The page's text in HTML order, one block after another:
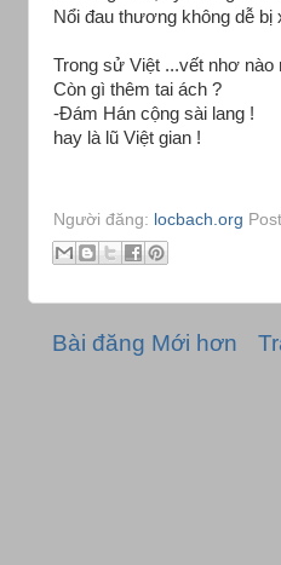
Nổi đau thương không dễ bị
Trong sử Việt ...vết nhơ nào
Còn gì thêm tai ách ?
-Đám Hán cộng sài lang !
hay là lũ Việt gian !
Người đăng: locbach.org
Bài đăng Mới hơn